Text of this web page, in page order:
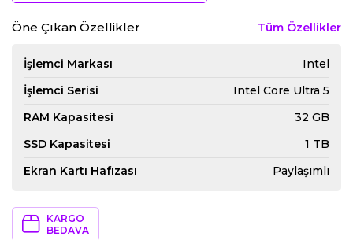
Öne Çıkan Özellikler Tüm Özellikler
İşlemci Markası
Intel
İşlemci Serisi
Intel Core Ultra 5
RAM Kapasitesi
32 GB
SSD Kapasitesi
1 TB
Ekran Kartı Hafızası
Paylaşımlı
KARGO
BEDAVA